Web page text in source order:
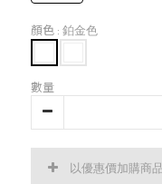
顏色 : 鉑金色
數量
以優惠價加購商品